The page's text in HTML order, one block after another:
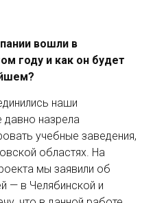
вошли в
году и как он будет
наши
давно назрела
учебные заведения,
областях. На
мы заявили об
— в Челябинской и